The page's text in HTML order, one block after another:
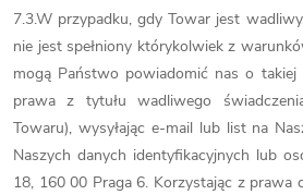
7.3.W przypadku, gdy Towar jest
nie jest spełniony którykolwiek z
mogą Państwo powiadomić nas o
prawa z tytułu wadliwego
Towaru), wysyłając e-mail lub list na
Naszych danych identyfikacyjnych lub
18, 160 00 Praga 6. Korzystając z prawa